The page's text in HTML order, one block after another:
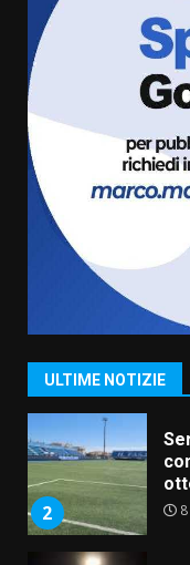
ULTIME NOTIZIE
“I
7
1
9
2 8